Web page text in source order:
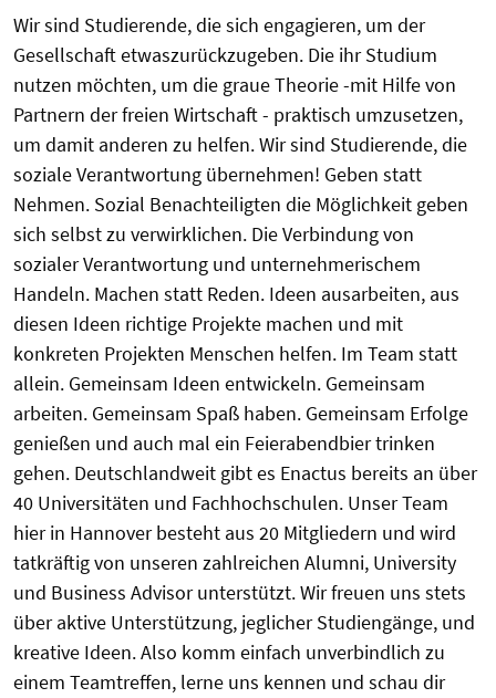
Wir sind Studierende, die sich engagieren, um der
Gesellschaft etwaszurückzugeben. Die ihr Studium
nutzen möchten, um die graue Theorie -mit Hilfe von
Partnern der freien Wirtschaft - praktisch umzusetzen,
um damit anderen zu helfen. Wir sind Studierende, die
soziale Verantwortung übernehmen! Geben statt
Nehmen. Sozial Benachteiligten die Möglichkeit geben
sich selbst zu verwirklichen. Die Verbindung von
sozialer Verantwortung und unternehmerischem
Handeln. Machen statt Reden. Ideen ausarbeiten, aus
diesen Ideen richtige Projekte machen und mit
konkreten Projekten Menschen helfen. Im Team statt
allein. Gemeinsam Ideen entwickeln. Gemeinsam
arbeiten. Gemeinsam Spaß haben. Gemeinsam Erfolge
genießen und auch mal ein Feierabendbier trinken
gehen. Deutschlandweit gibt es Enactus bereits an über
40 Universitäten und Fachhochschulen. Unser Team
hier in Hannover besteht aus 20 Mitgliedern und wird
tatkräftig von unseren zahlreichen Alumni, University
und Business Advisor unterstützt. Wir freuen uns stets
über aktive Unterstützung, jeglicher Studiengänge, und
kreative Ideen. Also komm einfach unverbindlich zu
einem Teamtreffen, lerne uns kennen und schau dir